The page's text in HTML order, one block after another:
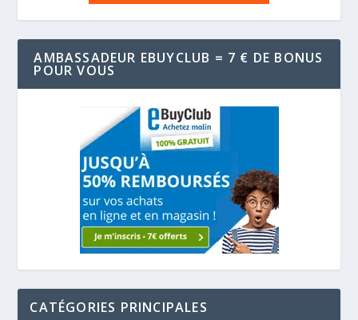
AMBASSADEUR EBUYCLUB = 7 € DE BONUS
POUR VOUS
CATÉGORIES PRINCIPALES